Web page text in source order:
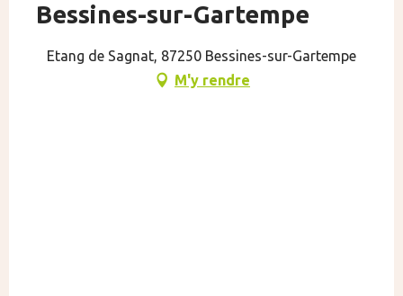
Bessines-sur-Gartempe
Etang de Sagnat, 87250 Bessines-sur-Gartempe
M'y rendre